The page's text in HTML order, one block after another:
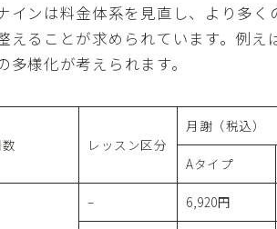
インは料金体系を見直し、より多く
えることが求められています。例え
多様化が考えられます。
レッスン区分
月謝（税込）
Aタイプ
– 6,920円